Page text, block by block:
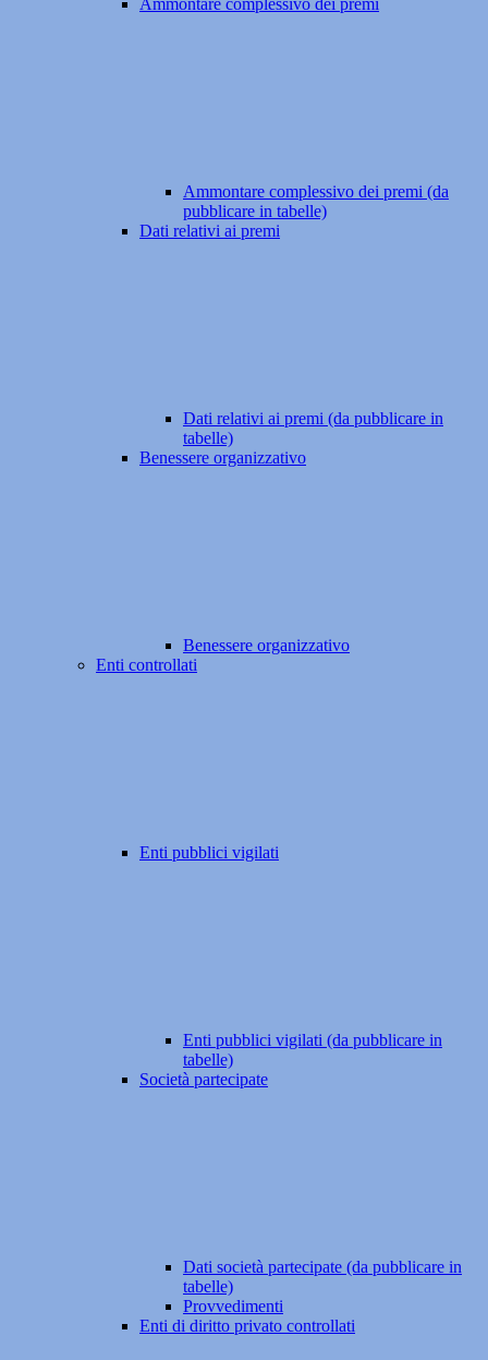
Ammontare complessivo dei premi
Ammontare complessivo dei premi (da
pubblicare in tabelle)
Dati relativi ai premi
Dati relativi ai premi (da pubblicare in
tabelle)
Benessere organizzativo
Benessere organizzativo
Enti controllati
Enti pubblici vigilati
Enti pubblici vigilati (da pubblicare in
tabelle)
Società partecipate
Dati società partecipate (da pubblicare in
tabelle)
Provvedimenti
Enti di diritto privato controllati